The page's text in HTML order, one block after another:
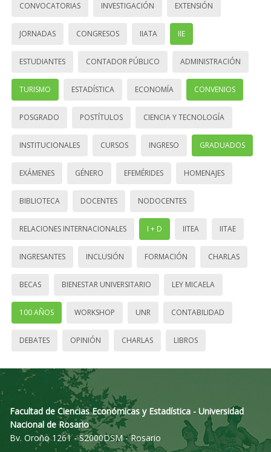
CONVOCATORIAS INVESTIGACIÓN EXTENSIÓN
JORNADAS CONGRESOS IIATA IIE
ESTUDIANTES CONTADOR PÚBLICO ADMINISTRACIÓN
TURISMO ESTADÍSTICA ECONOMÍA CONVENIOS
POSGRADO POSTÍTULOS CIENCIA Y TECNOLOGÍA
INSTITUCIONALES CURSOS INGRESO GRADUADOS
EXÁMENES GÉNERO EFEMÉRIDES HOMENAJES
BIBLIOTECA DOCENTES NODOCENTES
RELACIONES INTERNACIONALES I + D IITEA IITAE
INGRESANTES INCLUSIÓN FORMACIÓN CHARLAS
BECAS BIENESTAR UNIVERSITARIO LEY MICAELA
100 AÑOS WORKSHOP UNR CONTABILIDAD
DEBATES OPINIÓN CHARLAS LIBROS
Facultad de Ciencias Económicas y Estadística - Universidad
Nacional de Rosario
Bv. Oroño 1261 - S2000DSM - Rosario